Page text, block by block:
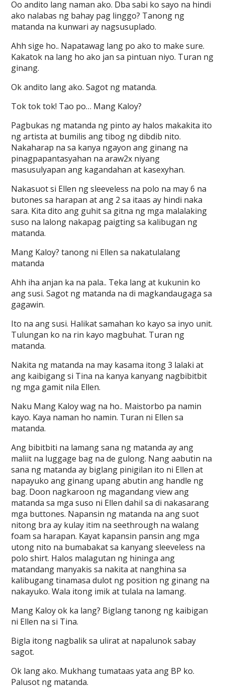
Oo andito lang naman ako. Dba sabi ko sayo na hindi
ako nalabas ng bahay pag linggo? Tanong ng
matanda na kunwari ay nagsusuplado.
Ahh sige ho.. Napatawag lang po ako to make sure.
Kakatok na lang ho ako jan sa pintuan niyo. Turan ng
ginang.
Ok andito lang ako. Sagot ng matanda.
Tok tok tok! Tao po… Mang Kaloy?
Pagbukas ng matanda ng pinto ay halos makakita ito
ng artista at bumilis ang tibog ng dibdib nito.
Nakaharap na sa kanya ngayon ang ginang na
pinagpapantasyahan na araw2x niyang
masusulyapan ang kagandahan at kasexyhan.
Nakasuot si Ellen ng sleeveless na polo na may 6 na
butones sa harapan at ang 2 sa itaas ay hindi naka
sara. Kita dito ang guhit sa gitna ng mga malalaking
suso na lalong nakapag paigting sa kalibugan ng
matanda.
Mang Kaloy? tanong ni Ellen sa nakatulalang
matanda
Ahh iha anjan ka na pala.. Teka lang at kukunin ko
ang susi. Sagot ng matanda na di magkandaugaga sa
gagawin.
Ito na ang susi. Halikat samahan ko kayo sa inyo unit.
Tulungan ko na rin kayo magbuhat. Turan ng
matanda.
Nakita ng matanda na may kasama itong 3 lalaki at
ang kaibigang si Tina na kanya kanyang nagbibitbit
ng mga gamit nila Ellen.
Naku Mang Kaloy wag na ho.. Maistorbo pa namin
kayo. Kaya naman ho namin. Turan ni Ellen sa
matanda.
Ang bibitbiti na lamang sana ng matanda ay ang
maliit na luggage bag na de gulong. Nang aabutin na
sana ng matanda ay biglang pinigilan ito ni Ellen at
napayuko ang ginang upang abutin ang handle ng
bag. Doon nagkaroon ng magandang view ang
matanda sa mga suso ni Ellen dahil sa di nakasarang
mga buttones. Napansin ng matanda na ang suot
nitong bra ay kulay itim na seethrough na walang
foam sa harapan. Kayat kapansin pansin ang mga
utong nito na bumabakat sa kanyang sleeveless na
polo shirt. Halos malagutan ng hininga ang
matandang manyakis sa nakita at nanghina sa
kalibugang tinamasa dulot ng position ng ginang na
nakayuko. Wala itong imik at tulala na lamang.
Mang Kaloy ok ka lang? Biglang tanong ng kaibigan
ni Ellen na si Tina.
Bigla itong nagbalik sa ulirat at napalunok sabay
sagot.
Ok lang ako. Mukhang tumataas yata ang BP ko.
Palusot ng matanda.